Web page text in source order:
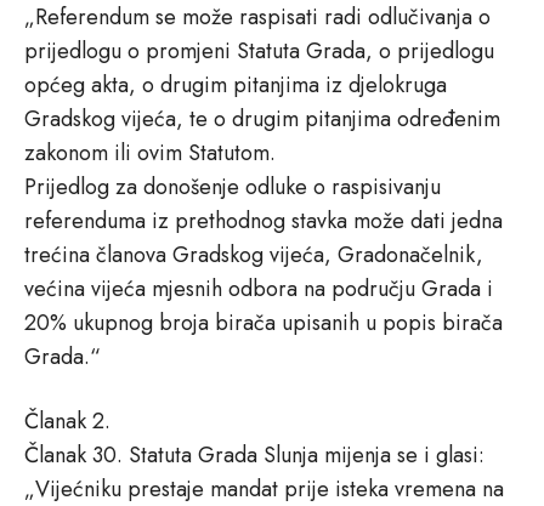
„Referendum se može raspisati radi odlučivanja o
prijedlogu o promjeni Statuta Grada, o prijedlogu
općeg akta, o drugim pitanjima iz djelokruga
Gradskog vijeća, te o drugim pitanjima određenim
zakonom ili ovim Statutom.
Prijedlog za donošenje odluke o raspisivanju
referenduma iz prethodnog stavka može dati jedna
trećina članova Gradskog vijeća, Gradonačelnik,
većina vijeća mjesnih odbora na području Grada i
20% ukupnog broja birača upisanih u popis birača
Grada.“
Članak 2.
Članak 30. Statuta Grada Slunja mijenja se i glasi:
„Vijećniku prestaje mandat prije isteka vremena na